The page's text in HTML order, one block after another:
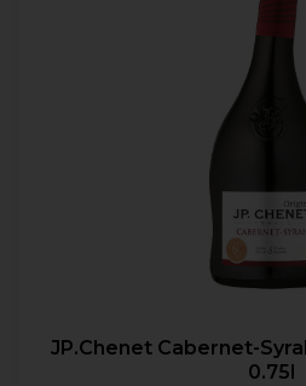
JP.Chenet Cabernet-
0.75l